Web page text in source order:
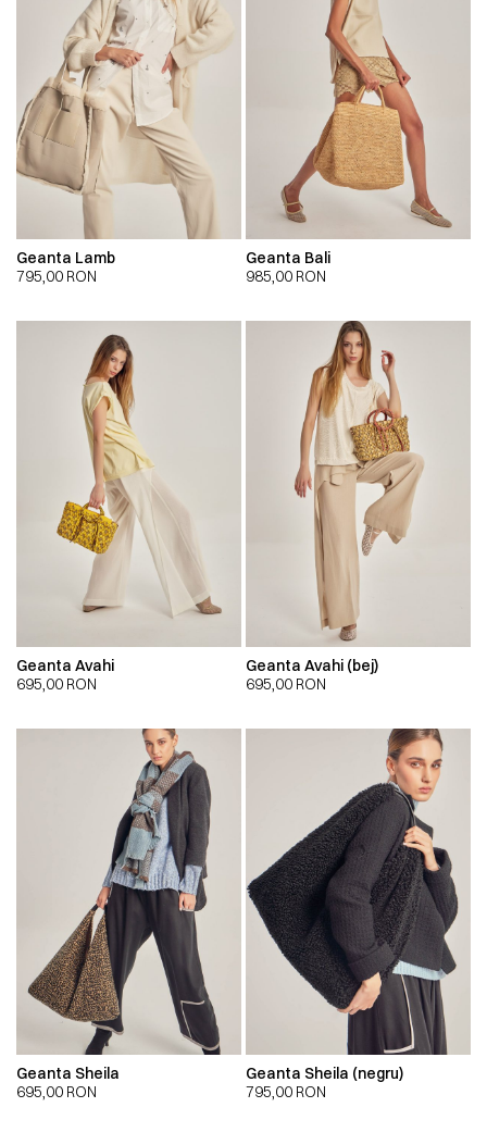
Geanta Lamb
795,00 RON
Geanta Bali
985,00 RON
Geanta Avahi
695,00 RON
Geanta Avahi (bej)
695,00 RON
Geanta Sheila
695,00 RON
Geanta Sheila (negru)
795,00 RON